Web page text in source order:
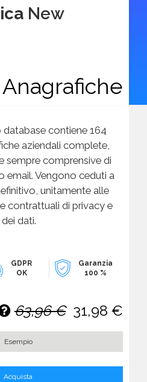
New
Anagrafiche
database contiene 164
aziendali complete,
sempre comprensive di
email. Vengono ceduti a
unitamente alle
contrattuali di privacy e
dati.
GDPR
OK
Garanzia
100 %
63,96 € 31,98 €
Esempio
Acquista